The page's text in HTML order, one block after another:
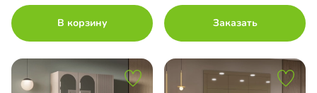
В корзину Заказать